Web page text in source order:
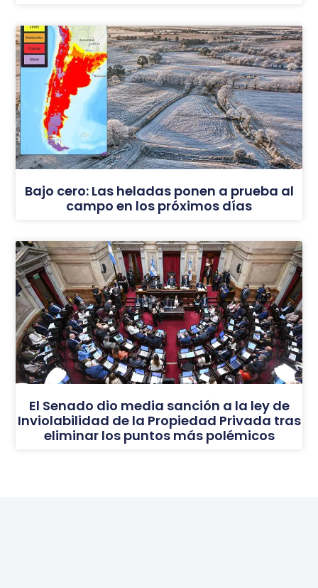
Bajo cero: Las heladas ponen a prueba al
campo en los próximos días
El Senado dio media sanción a la ley de
Inviolabilidad de la Propiedad Privada tras
eliminar los puntos más polémicos